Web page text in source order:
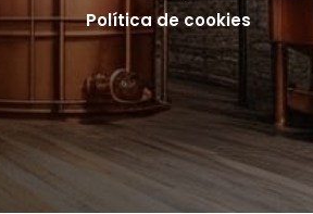
Política de cookies